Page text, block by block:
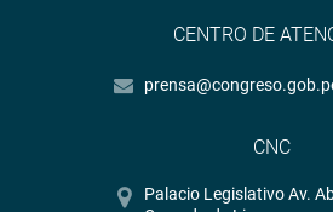
CENTRO DE
CNC
Palacio Legislativo Av.